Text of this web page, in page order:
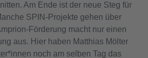
Am Ende ist der neue Steg für
SPIN-Projekte gehen über
Förderung macht nur einen
aus. Hier haben Matthias Mölter
noch am selben Tag das